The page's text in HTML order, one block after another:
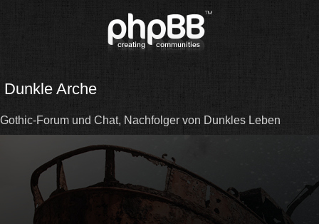
Dunkle Arche
Gothic-Forum und Chat, Nachfolger von Dunkles Leben